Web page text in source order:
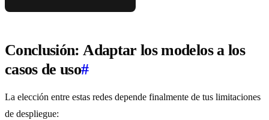
Conclusión: Adaptar los modelos a los
casos de uso#
La elección entre estas redes depende finalmente de tus limitaciones
de despliegue: